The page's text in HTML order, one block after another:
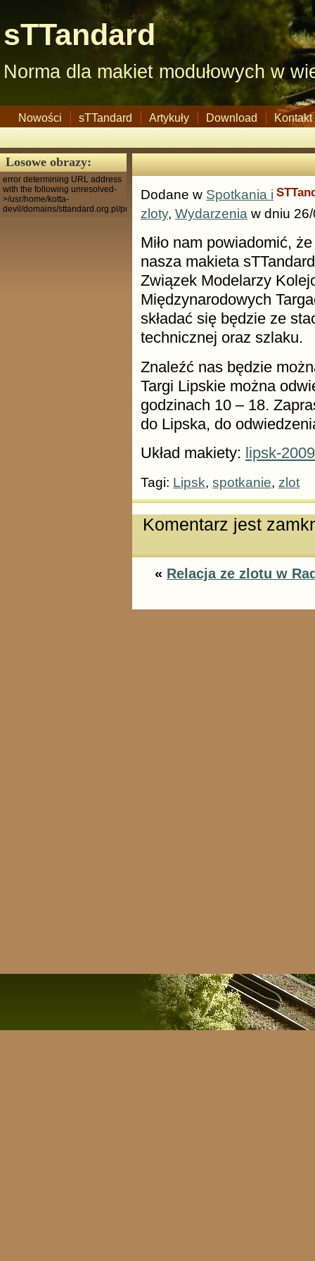
sTTandard
Norma dla makiet modułowych w
Nowości sTTandard Artykuły Download Kontakt
Dodane w Spotkania i
zloty, Wydarzenia w dniu
Miło nam powiadomić,
nasza makieta
Związek Modelarzy
Międzynarodowych
składać się będzie ze
technicznej oraz szlaku.
Znaleźć nas będzie
Targi Lipskie można
godzinach 10 – 18.
do Lipska, do
Układ makiety: lipsk-
Tagi: Lipsk, spotkanie, zlot
Komentarz jest
« Relacja ze zlotu w
Losowe obrazy:
error determining URL address
with the following unresolved-
>/usr/home/kotta-
devil/domains/sttandard.org.pl/public_html